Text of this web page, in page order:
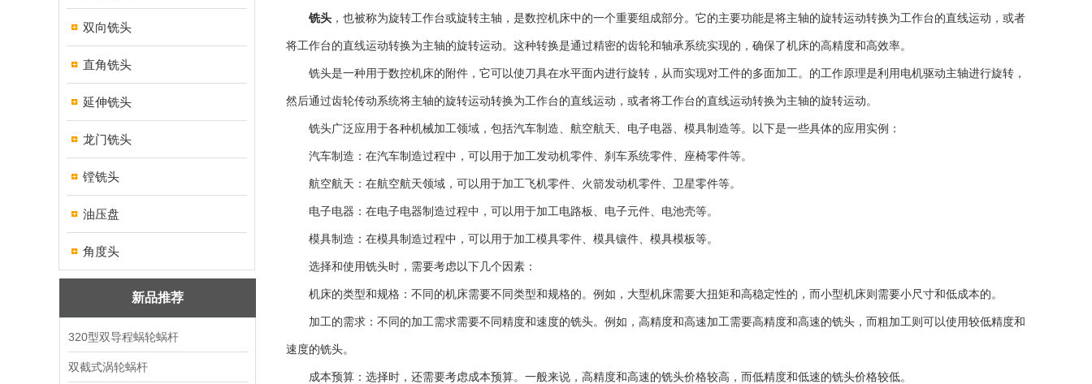
双向铣头
直角铣头
延伸铣头
龙门铣头
镗铣头
油压盘
角度头
新品推荐
320型双导程蜗轮蜗杆
双截式涡轮蜗杆
铣头 ，也被称为旋转工作台或旋转主轴，是数控机床中的一个重要组成部分。它的主要功能是将主轴的旋转运动转换为工作台的直线运动，或者
将工作台的直线运动转换为主轴的旋转运动。这种转换是通过精密的齿轮和轴承系统实现的，确保了机床的高精度和高效率。
铣头是一种用于数控机床的附件，它可以使刀具在水平面内进行旋转，从而实现对工件的多面加工。的工作原理是利用电机驱动主轴进行旋转，
然后通过齿轮传动系统将主轴的旋转运动转换为工作台的直线运动，或者将工作台的直线运动转换为主轴的旋转运动。
铣头广泛应用于各种机械加工领域，包括汽车制造、航空航天、电子电器、模具制造等。以下是一些具体的应用实例：
汽车制造：在汽车制造过程中，可以用于加工发动机零件、刹车系统零件、座椅零件等。
航空航天：在航空航天领域，可以用于加工飞机零件、火箭发动机零件、卫星零件等。
电子电器：在电子电器制造过程中，可以用于加工电路板、电子元件、电池壳等。
模具制造：在模具制造过程中，可以用于加工模具零件、模具镶件、模具模板等。
选择和使用铣头时，需要考虑以下几个因素：
机床的类型和规格：不同的机床需要不同类型和规格的。例如，大型机床需要大扭矩和高稳定性的，而小型机床则需要小尺寸和低成本的。
加工的需求：不同的加工需求需要不同精度和速度的铣头。例如，高精度和高速加工需要高精度和高速的铣头，而粗加工则可以使用较低精度和
速度的铣头。
成本预算：选择时，还需要考虑成本预算。一般来说，高精度和高速的铣头价格较高，而低精度和低速的铣头价格较低。